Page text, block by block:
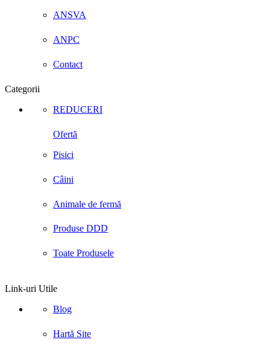
ANSVA
ANPC
Contact
Categorii
REDUCERI
Ofertă
Pisici
Câini
Animale de fermă
Produse DDD
Toate Produsele
Link-uri Utile
Blog
Hartă Site